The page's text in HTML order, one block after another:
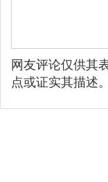
网友评论仅供其
点或证实其描述。